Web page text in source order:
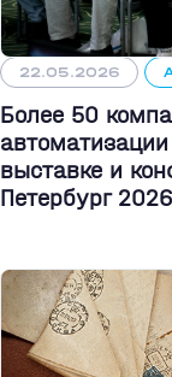
22.05.2026
Более 50
выставке и
Петербург